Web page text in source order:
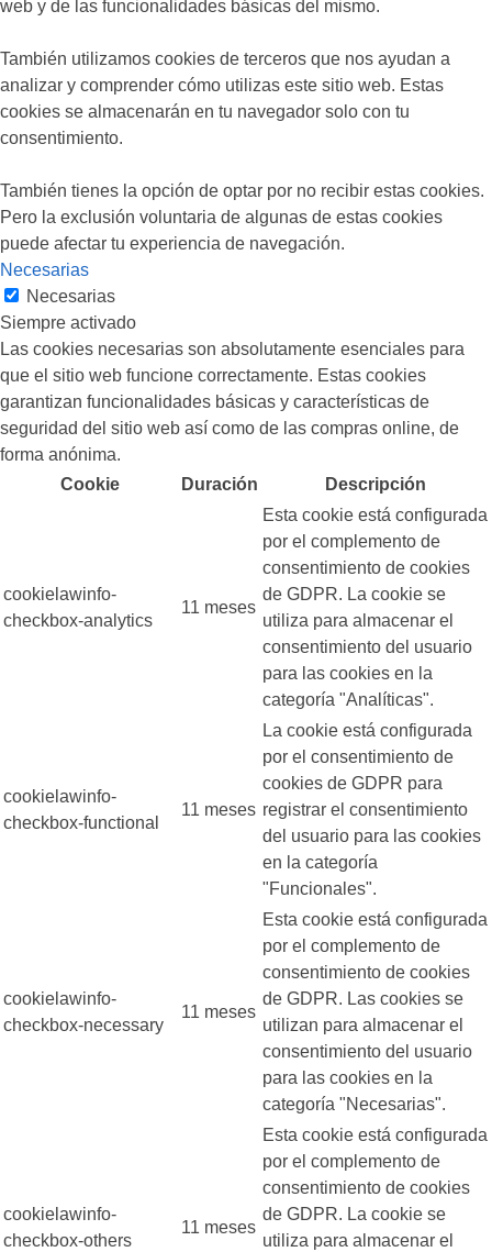
web y de las funcionalidades básicas del mismo.
También utilizamos cookies de terceros que nos ayudan a
analizar y comprender cómo utilizas este sitio web. Estas
cookies se almacenarán en tu navegador solo con tu
consentimiento.
También tienes la opción de optar por no recibir estas cookies.
Pero la exclusión voluntaria de algunas de estas cookies
puede afectar tu experiencia de navegación.
Necesarias
Necesarias
Siempre activado
Las cookies necesarias son absolutamente esenciales para
que el sitio web funcione correctamente. Estas cookies
garantizan funcionalidades básicas y características de
seguridad del sitio web así como de las compras online, de
forma anónima.
Cookie
Duración Descripción
cookielawinfo-
checkbox-analytics
11 meses
Esta cookie está configurada
por el complemento de
consentimiento de cookies
de GDPR. La cookie se
utiliza para almacenar el
consentimiento del usuario
para las cookies en la
categoría "Analíticas".
cookielawinfo-
checkbox-functional
11 meses
La cookie está configurada
por el consentimiento de
cookies de GDPR para
registrar el consentimiento
del usuario para las cookies
en la categoría
"Funcionales".
cookielawinfo-
checkbox-necessary
11 meses
Esta cookie está configurada
por el complemento de
consentimiento de cookies
de GDPR. Las cookies se
utilizan para almacenar el
consentimiento del usuario
para las cookies en la
categoría "Necesarias".
cookielawinfo-
checkbox-others
11 meses
Esta cookie está configurada
por el complemento de
consentimiento de cookies
de GDPR. La cookie se
utiliza para almacenar el